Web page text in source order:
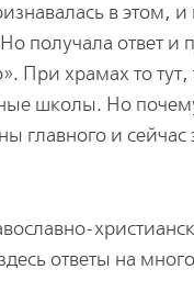
в этом,
получала ответ
При храмах то
школы. Но
и сейчас
ответы на